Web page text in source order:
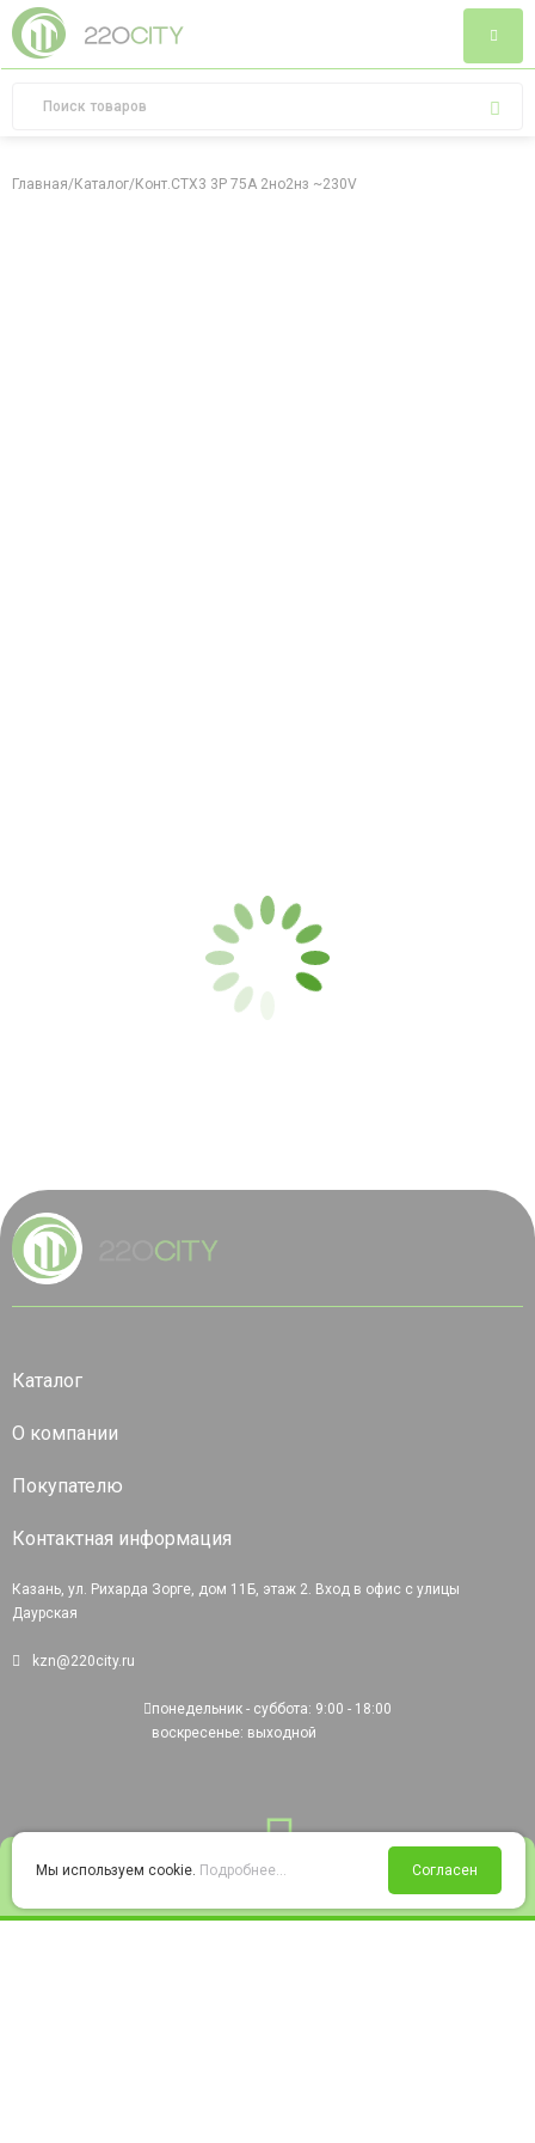
Войти Избранное Корзина
Главная/Каталог/Конт.CTX3 3P 75A 2но2нз ~230V
Каталог
О компании
Покупателю
Контактная информация
Казань, ул. Рихарда Зорге, дом 11Б, этаж 2. Вход в офис с улицы
Даурская
kzn@220city.ru
понедельник - суббота: 9:00 - 18:00
воскресенье: выходной
Мы используем cookie. Подробнее... Согласен